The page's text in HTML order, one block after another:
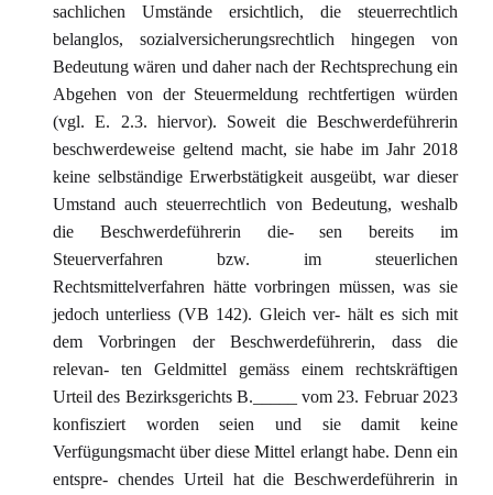
sachlichen Umstände ersichtlich, die steuerrechtlich
belanglos, sozialversicherungsrechtlich hingegen von
Bedeutung wären und daher nach der Rechtsprechung ein
Abgehen von der Steuermeldung rechtfertigen würden
(vgl. E. 2.3. hiervor). Soweit die Beschwerdeführerin
beschwerdeweise geltend macht, sie habe im Jahr 2018
keine selbständige Erwerbstätigkeit ausgeübt, war dieser
Umstand auch steuerrechtlich von Bedeutung, weshalb
die Beschwerdeführerin die- sen bereits im
Steuerverfahren bzw. im steuerlichen
Rechtsmittelverfahren hätte vorbringen müssen, was sie
jedoch unterliess (VB 142). Gleich ver- hält es sich mit
dem Vorbringen der Beschwerdeführerin, dass die
relevan- ten Geldmittel gemäss einem rechtskräftigen
Urteil des Bezirksgerichts B._____ vom 23. Februar 2023
konfisziert worden seien und sie damit keine
Verfügungsmacht über diese Mittel erlangt habe. Denn ein
entspre- chendes Urteil hat die Beschwerdeführerin in